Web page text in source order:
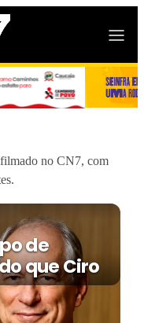
filmado no CN7, com
de
que Ciro